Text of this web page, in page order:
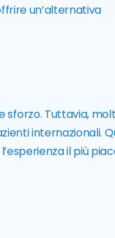
un’alternativa
sforzo. Tuttavia,
internazionali.
il più